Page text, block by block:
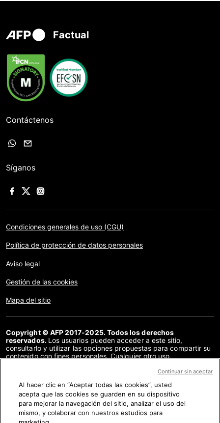
Factual
Contáctenos
Síganos
Condiciones generales de uso (CGU)
Política de protección de datos personales
Aviso legal
Gestión de las cookies
Mapa del sitio
Copyright © AFP 2017-2025. Todos los derechos
reservados. Los usuarios pueden acceder a este sitio,
consultarlo y utilizar las opciones propuestas para compartir su
contenido con fines personales. Cualquier otro uso,
distribución del contenido de este sitio, en su totalidad o en
acuerdo específico firmado con la AFP, está estrictamente
prohibido. Los elementos analizados en cada verificación se
presentan o se enlazan en tanto en cuanto son necesarios para
la correcta comprensión de la verificación en cuestión. La AFP
no cuenta con derechos sobre los autores ni sobre los
Al hacer clic en “Aceptar todas las cookies”, usted
acepta que las cookies se guarden en su dispositivo
para mejorar la navegación del sitio, analizar el uso del
mismo, y colaborar con nuestros estudios para
Continuar sin aceptar